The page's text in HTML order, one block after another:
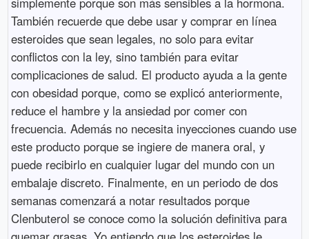
También recuerde que debe usar y comprar en línea
esteroides que sean legales, no solo para evitar
conflictos con la ley, sino también para evitar
complicaciones de salud. El producto ayuda a la gente
con obesidad porque, como se explicó anteriormente,
reduce el hambre y la ansiedad por comer con
frecuencia. Además no necesita inyecciones cuando use
este producto porque se ingiere de manera oral, y
puede recibirlo en cualquier lugar del mundo con un
embalaje discreto. Finalmente, en un periodo de dos
semanas comenzará a notar resultados porque
Clenbuterol se conoce como la solución definitiva para